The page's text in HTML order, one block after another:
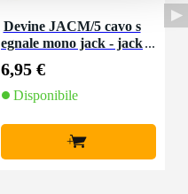
Devine JACM/5 cavo s
egnale mono jack - jack
6,95 €
Disponibile
+